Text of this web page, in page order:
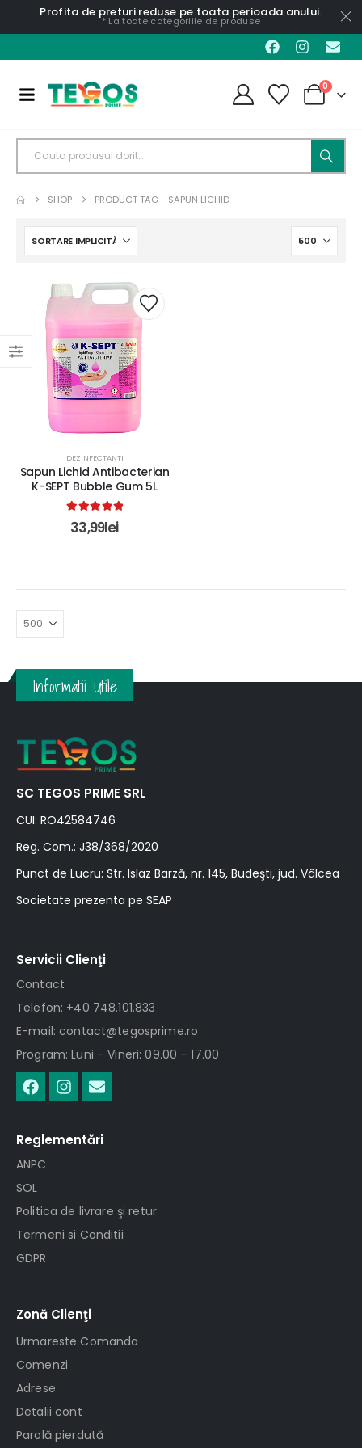
Profita de preturi reduse pe toata perioada anului.
* La toate categoriile de produse
0
SHOP PRODUCT TAG - SAPUN LICHID
DEZINFECTANTI
Sapun Lichid Antibacterian
K-SEPT Bubble Gum 5L
5.00out of 5
33,99lei
Informatii Utile
SC TEGOS PRIME SRL
CUI: RO42584746
Reg. Com.: J38/368/2020
Punct de Lucru: Str. Islaz Barză, nr. 145, Budeşti, jud. Vâlcea
Societate prezenta pe SEAP
Servicii Clienţi
Contact
Telefon: +40 748.101.833
E-mail: contact@tegosprime.ro
Program: Luni – Vineri: 09.00 – 17.00
Reglementări
ANPC
SOL
Politica de livrare şi retur
Termeni si Conditii
GDPR
Zonă Clienţi
Urmareste Comanda
Comenzi
Adrese
Detalii cont
Parolă pierdută